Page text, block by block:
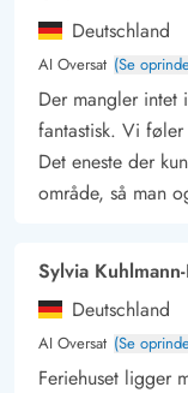
Deutschland
AI Oversat (Se
Der mangler intet
fantastisk. Vi
Det eneste der
område, så man
Sylvia
Deutschland
AI Oversat (Se
Feriehuset ligger